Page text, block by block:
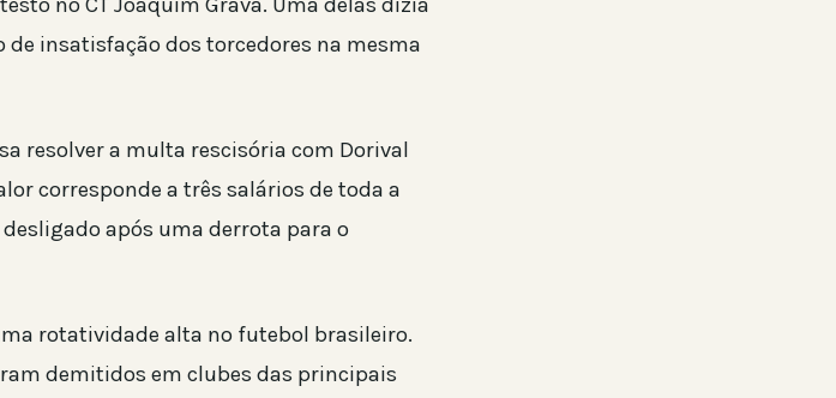
de insatisfação dos torcedores na mesma
resolver a multa rescisória com Dorival
corresponde a três salários de toda a
após uma derrota para o
rotatividade alta no futebol brasileiro.
demitidos em clubes das principais